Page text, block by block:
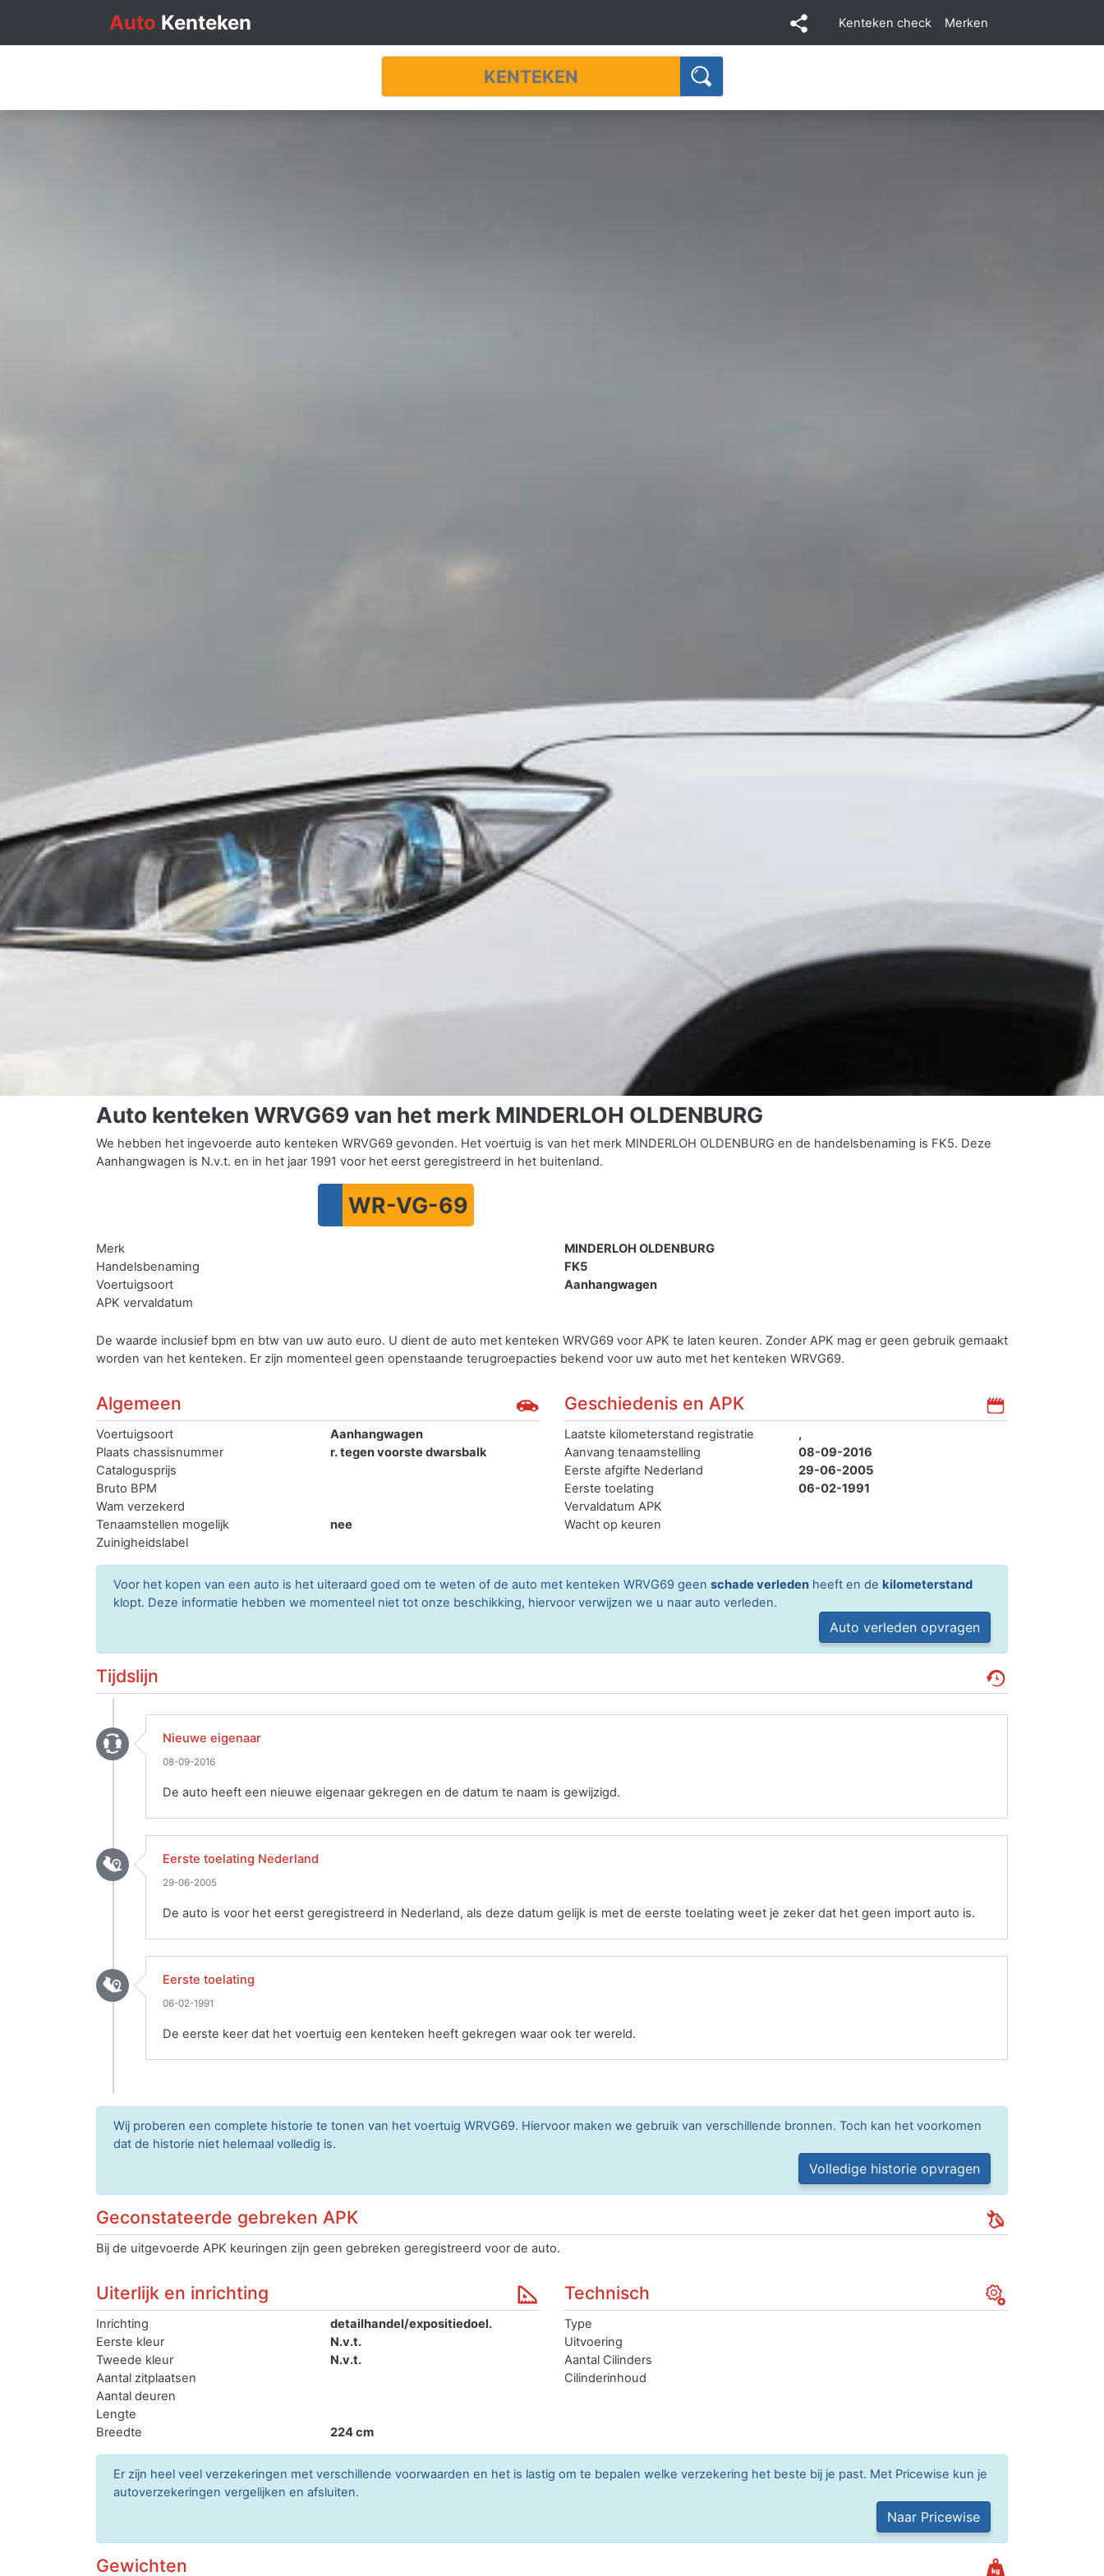
Auto Kenteken Kenteken check Merken
Auto kenteken WRVG69 van het merk MINDERLOH OLDENBURG
We hebben het ingevoerde auto kenteken WRVG69 gevonden. Het voertuig is van het merk MINDERLOH OLDENBURG en de handelsbenaming is FK5. Deze
Aanhangwagen is N.v.t. en in het jaar 1991 voor het eerst geregistreerd in het buitenland.
WR-VG-69
Merk
MINDERLOH OLDENBURG
Handelsbenaming
FK5
Voertuigsoort
Aanhangwagen
APK vervaldatum
De waarde inclusief bpm en btw van uw auto euro. U dient de auto met kenteken WRVG69 voor APK te laten keuren. Zonder APK mag er geen gebruik gemaakt
worden van het kenteken. Er zijn momenteel geen openstaande terugroepacties bekend voor uw auto met het kenteken WRVG69.
Algemeen
Voertuigsoort
Aanhangwagen
Plaats chassisnummer
r. tegen voorste dwarsbalk
Catalogusprijs
Bruto BPM
Wam verzekerd
Tenaamstellen mogelijk
nee
Zuinigheidslabel
Geschiedenis en APK
Laatste kilometerstand registratie
,
Aanvang tenaamstelling
08-09-2016
Eerste afgifte Nederland
29-06-2005
Eerste toelating
06-02-1991
Vervaldatum APK
Wacht op keuren
Voor het kopen van een auto is het uiteraard goed om te weten of de auto met kenteken WRVG69 geen schade verleden heeft en de kilometerstand
klopt. Deze informatie hebben we momenteel niet tot onze beschikking, hiervoor verwijzen we u naar auto verleden.
Auto verleden opvragen
Tijdslijn
Nieuwe eigenaar
08-09-2016
De auto heeft een nieuwe eigenaar gekregen en de datum te naam is gewijzigd.
Eerste toelating Nederland
29-06-2005
De auto is voor het eerst geregistreerd in Nederland, als deze datum gelijk is met de eerste toelating weet je zeker dat het geen import auto is.
Eerste toelating
06-02-1991
De eerste keer dat het voertuig een kenteken heeft gekregen waar ook ter wereld.
Wij proberen een complete historie te tonen van het voertuig WRVG69. Hiervoor maken we gebruik van verschillende bronnen. Toch kan het voorkomen
dat de historie niet helemaal volledig is.
Volledige historie opvragen
Geconstateerde gebreken APK
Bij de uitgevoerde APK keuringen zijn geen gebreken geregistreerd voor de auto.
Uiterlijk en inrichting
Inrichting
detailhandel/expositiedoel.
Eerste kleur
N.v.t.
Tweede kleur
N.v.t.
Aantal zitplaatsen
Aantal deuren
Lengte
Breedte
224 cm
Technisch
Type
Uitvoering
Aantal Cilinders
Cilinderinhoud
Er zijn heel veel verzekeringen met verschillende voorwaarden en het is lastig om te bepalen welke verzekering het beste bij je past. Met Pricewise kun je
autoverzekeringen vergelijken en afsluiten.
Naar Pricewise
Gewichten